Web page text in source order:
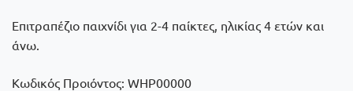
Επιτραπέζιο παιχνίδι για 2-4 παίκτες, ηλικίας 4 ετών και
άνω.
Κωδικός Προιόντος: WHP00000